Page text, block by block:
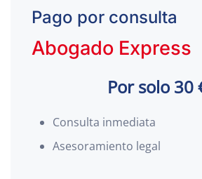
Pago por consulta
Abogado Express
Por solo 30
Consulta inmediata
Asesoramiento legal